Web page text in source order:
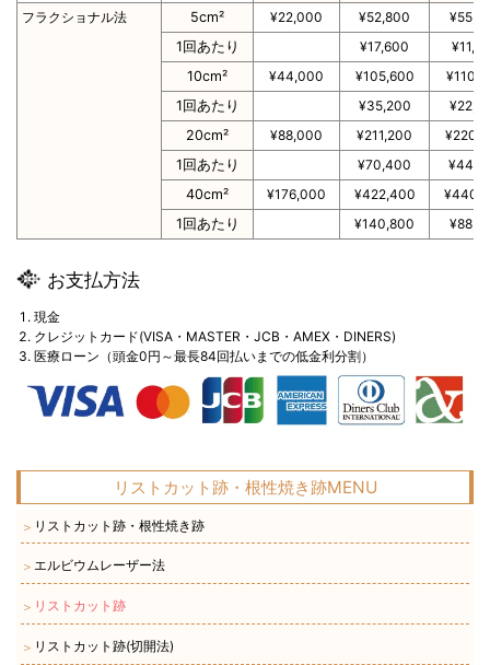
フラクショナル法 5cm² ¥22,000 ¥52,800
1回あたり
¥17,600
10cm²
¥44,000 ¥105,600
1回あたり
¥35,200
20cm²
¥88,000 ¥211,200
1回あたり
¥70,400
40cm²
¥176,000 ¥422,400
1回あたり
¥140,800
お支払方法
現金
クレジットカード(VISA・MASTER・JCB・AMEX・DINERS)
医療ローン（頭金0円～最長84回払いまでの低金利分割）
リストカット跡・根性焼き跡MENU
＞ リストカット跡・根性焼き跡
＞エルビウムレーザー法
＞ リストカット跡
＞ リストカット跡(切開法)